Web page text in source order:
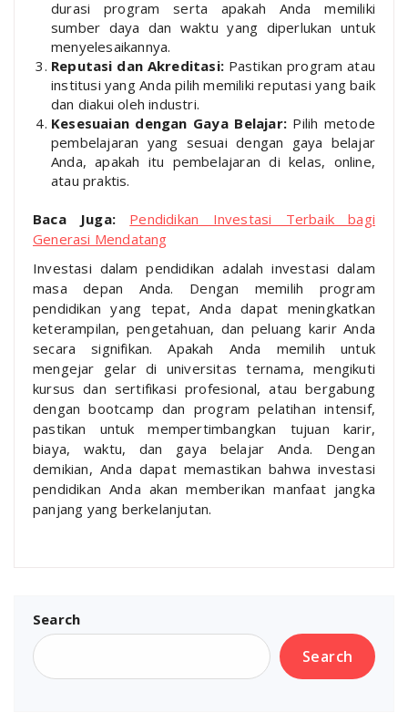
durasi program serta apakah Anda memiliki
sumber daya dan waktu yang diperlukan untuk
menyelesaikannya.
Reputasi dan Akreditasi:Pastikan program atau
institusi yang Anda pilih memiliki reputasi yang baik
dan diakui oleh industri.
Kesesuaian dengan Gaya Belajar:Pilih metode
pembelajaran yang sesuai dengan gaya belajar
Anda, apakah itu pembelajaran di kelas, online,
atau praktis.
Baca Juga:
Pendidikan Investasi Terbaik bagi
Generasi Mendatang
Investasi dalam pendidikan adalah investasi dalam
masa depan Anda. Dengan memilih program
pendidikan yang tepat, Anda dapat meningkatkan
keterampilan, pengetahuan, dan peluang karir Anda
secara signifikan. Apakah Anda memilih untuk
mengejar gelar di universitas ternama, mengikuti
kursus dan sertifikasi profesional, atau bergabung
dengan bootcamp dan program pelatihan intensif,
pastikan untuk mempertimbangkan tujuan karir,
biaya, waktu, dan gaya belajar Anda. Dengan
demikian, Anda dapat memastikan bahwa investasi
pendidikan Anda akan memberikan manfaat jangka
panjang yang berkelanjutan.
Search
Search